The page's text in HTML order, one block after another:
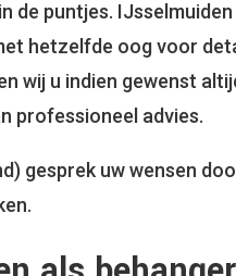
de puntjes.
hetzelfde oog voor
wij u indien gewenst
professioneel advies.
gesprek uw wensen